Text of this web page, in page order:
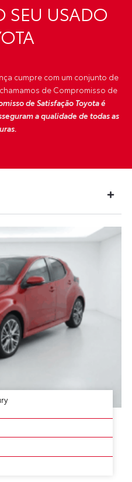
SEU USADO
cumpre com um conjunto de
de Compromisso de
de Satisfação Toyota é
a qualidade de todas as